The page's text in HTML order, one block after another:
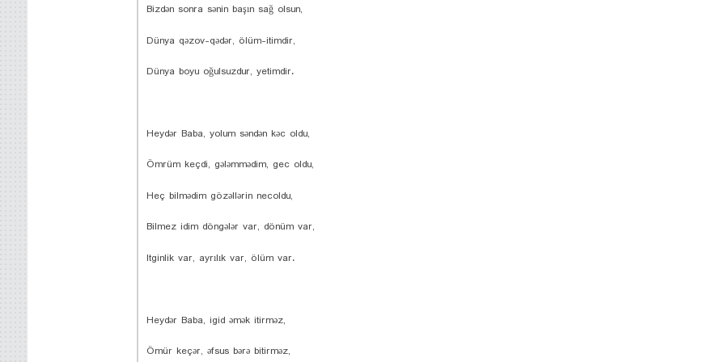
Bizdən sonra sənin başın sağ olsun,
Dünya qəzov-qədər, ölüm-itimdir,
Dünya boyu oğulsuzdur, yetimdir.
Heydər Baba, yolum səndən kəc oldu,
Ömrüm keçdi, gələmmədim, gec oldu,
Heç bilmədim gözəllərin necoldu,
Bilmez idim döngələr var, dönüm var,
Itginlik var, ayrılık var, ölüm var.
Heydər Baba, igid əmək itirməz,
Ömür keçər, əfsus bərə bitirməz,